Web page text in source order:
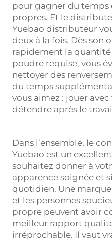
pour gagner du temps
propres. Et le
Yuebao distributeur
deux à la fois. Dès son
rapidement la quantité
poudre requise, vous
nettoyer des
du temps
vous aimez : jouer
détendre après le
Dans l’ensemble, le
Yuebao est un
souhaitez donner à
apparence soignée et
quotidien. Une
et les personnes
propre peuvent avoir
meilleur rapport
irréprochable. Il vaut